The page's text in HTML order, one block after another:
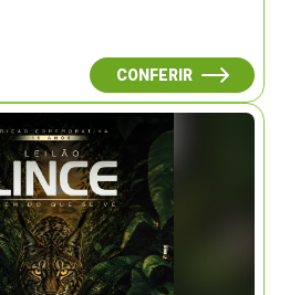
CONFERIR